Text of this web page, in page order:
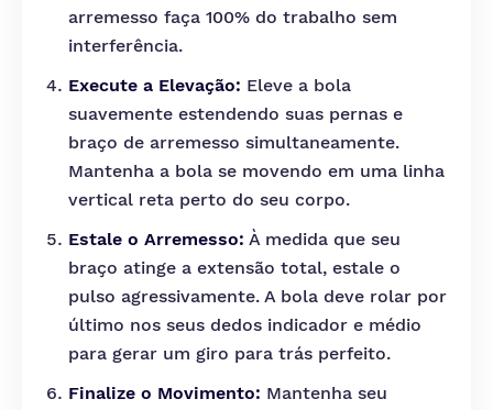
arremesso faça 100% do trabalho sem
interferência.
Execute a Elevação: Eleve a bola
suavemente estendendo suas pernas e
braço de arremesso simultaneamente.
Mantenha a bola se movendo em uma linha
vertical reta perto do seu corpo.
Estale o Arremesso: À medida que seu
braço atinge a extensão total, estale o
pulso agressivamente. A bola deve rolar por
último nos seus dedos indicador e médio
para gerar um giro para trás perfeito.
Finalize o Movimento: Mantenha seu